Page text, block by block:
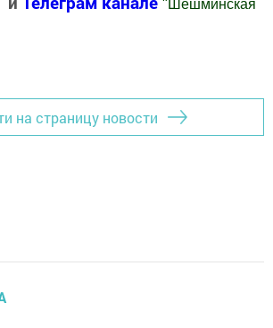
"Шешминская
на страницу новости